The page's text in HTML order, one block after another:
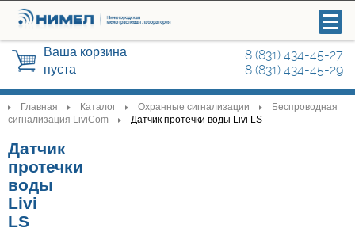
Видеонаблюдение
Системы управления и контроля
доступа
8 (831) 434-45-27
8 (831) 434-45-29
Ваша корзина
пуста
Главная
>
Каталог
>
Охранные сигнализации
Беспроводная
сигнализация LiviCom
>
Датчик протечки воды Livi LS
Датчик
протечки
воды
Livi
LS